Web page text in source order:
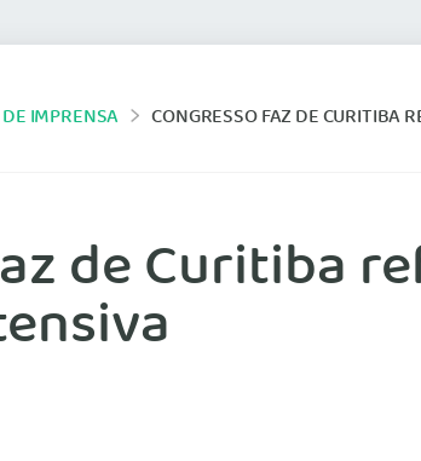
IMPRENSA CONGRESSO FAZ DE CURITIBA
de Curitiba